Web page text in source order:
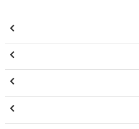



